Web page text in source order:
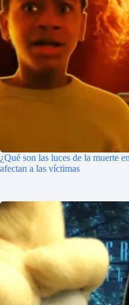
¿Qué son las luces de la muerte
afectan a las víctimas